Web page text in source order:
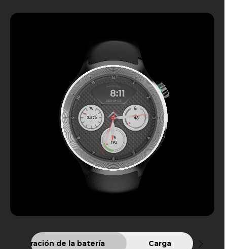
Duración de la batería Carga